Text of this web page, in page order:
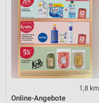
1,8 km
Online-Angebote